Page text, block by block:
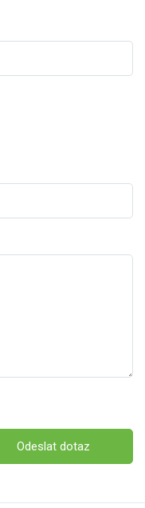
Odeslat dotaz